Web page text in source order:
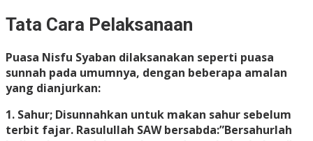
Tata Cara Pelaksanaan
Puasa Nisfu Syaban dilaksanakan seperti puasa
sunnah pada umumnya, dengan beberapa amalan
yang dianjurkan:
1. Sahur; Disunnahkan untuk makan sahur sebelum
terbit fajar. Rasulullah SAW bersabda:”Bersahurlah